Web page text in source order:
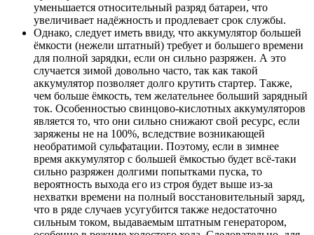
уменьшается относительный разряд батареи, что
увеличивает надёжность и продлевает срок службы.
Однако, следует иметь ввиду, что аккумулятор большей
ёмкости (нежели штатный) требует и большего времени
для полной зарядки, если он сильно разряжен. А это
случается зимой довольно часто, так как такой
аккумулятор позволяет долго крутить стартер. Также,
чем больше ёмкость, тем желательнее больший зарядный
ток. Особенностью свинцово-кислотных аккумуляторов
является то, что они сильно снижают свой ресурс, если
заряжены не на 100%, вследствие возникающей
необратимой сульфатации. Поэтому, если в зимнее
время аккумулятор с большей ёмкостью будет всё-таки
сильно разряжен долгими попытками пуска, то
вероятность выхода его из строя будет выше из-за
нехватки времени на полный восстановительный заряд,
что в ряде случаев усугубится также недостаточно
сильным током, выдаваемым штатным генератором,